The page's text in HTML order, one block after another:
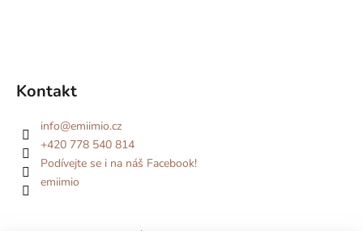
Kontakt
info@emiimio.cz
+420 778 540 814
Podívejte se i na náš Facebook!
emiimio